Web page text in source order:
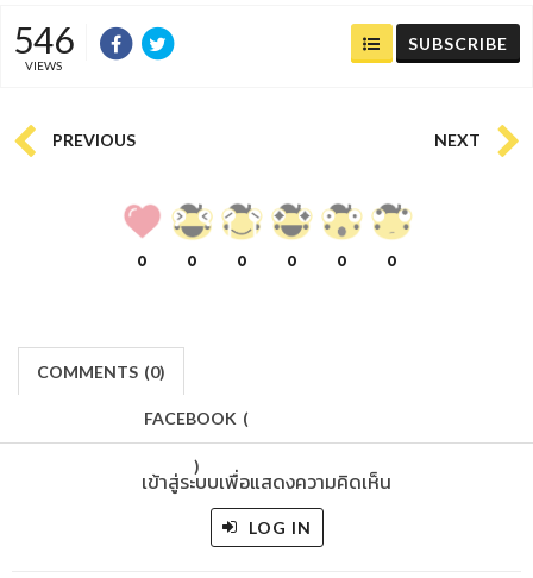
546
VIEWS
SUBSCRIBE
PREVIOUS NEXT
0 0 0 0 0 0
COMMENTS (0)
FACEBOOK (
)
เข้าสู่ระบบเพื่อแสดงความคิดเห็น
LOG IN